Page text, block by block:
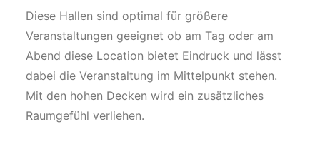
Diese Hallen sind optimal für größere
Veranstaltungen geeignet ob am Tag oder am
Abend diese Location bietet Eindruck und lässt
dabei die Veranstaltung im Mittelpunkt stehen.
Mit den hohen Decken wird ein zusätzliches
Raumgefühl verliehen.